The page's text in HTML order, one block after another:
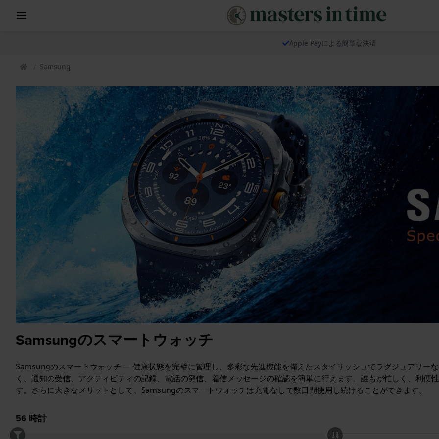
Apple Payによる簡単な決済
Samsung
Samsungのスマートウォッチ
Samsungのスマートウォッチ — 健康状態を完璧に管理し、多彩な先進機能を備えたスタイリッシュでラグジュアリー
く、通知の受信、アクティビティの記録、電話の発信、着信メッセージの確認を簡単に行えます。誰もが忙しく、利便
す。さらに大きなメリットとして、Samsungのスマートウォッチは充電なしで数日間使用し続けることができます。
56 時計